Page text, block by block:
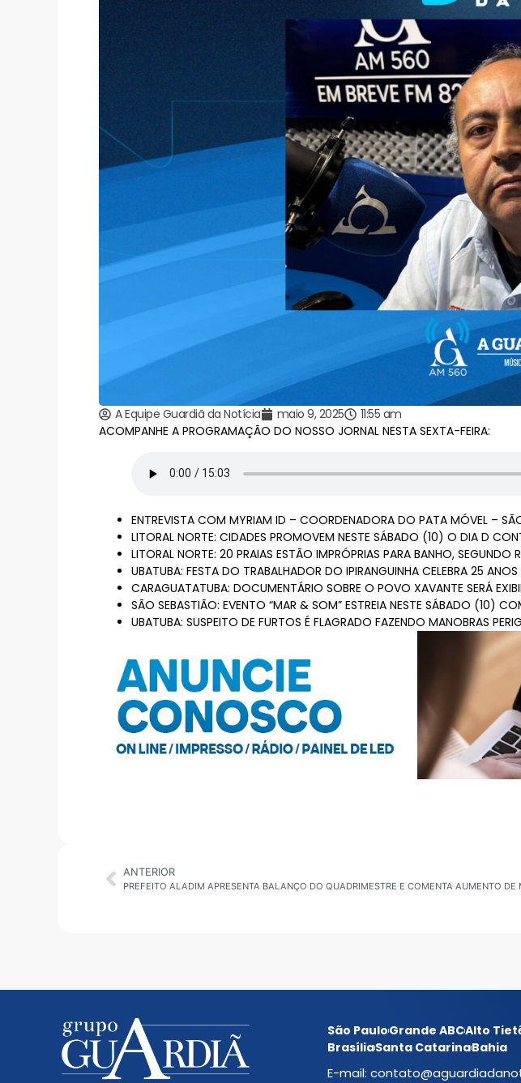
A Equipe Guardiã da Notícia maio 9, 2025
11:55 am
ACOMPANHE A PROGRAMAÇÃO DO NOSSO JORNAL NESTA SEXTA-FEIRA:
ENTREVISTA COM MYRIAM ID – COORDENADORA DO PATA MÓVEL –
LITORAL NORTE: CIDADES PROMOVEM NESTE SÁBADO (10) O DIA D
LITORAL NORTE: 20 PRAIAS ESTÃO IMPRÓPRIAS PARA BANHO, SEGUNDO
UBATUBA: FESTA DO TRABALHADOR DO IPIRANGUINHA CELEBRA 25 ANOS
CARAGUATATUBA: DOCUMENTÁRIO SOBRE O POVO XAVANTE SERÁ
SÃO SEBASTIÃO: EVENTO “MAR & SOM” ESTREIA NESTE SÁBADO (10)
UBATUBA: SUSPEITO DE FURTOS É FLAGRADO FAZENDO MANOBRAS
ANTERIOR
São PauloGrande ABCAlto
BrasíliaSanta CatarinaBahia
E-mail: